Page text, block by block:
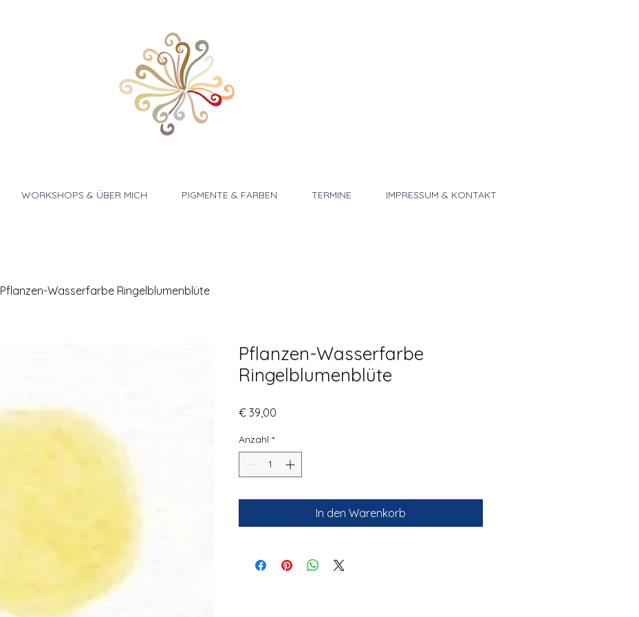
WORKSHOPS & ÜBER MICH PIGMENTE & FARBEN TERMINE IMPRESSUM & KONTAKT
Pflanzen-Wasserfarbe Ringelblumenblüte
Pflanzen-Wasserfarbe
Ringelblumenblüte
€ 39,00
Anzahl *
In den Warenkorb